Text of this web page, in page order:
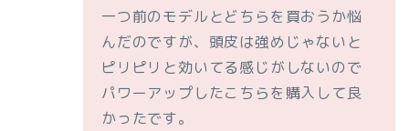
一つ前のモデルとどちらを買おうか悩
んだのですが、頭皮は強めじゃないと
ピリピリと効いてる感じがしないので
パワーアップしたこちらを購入して良
かったです。